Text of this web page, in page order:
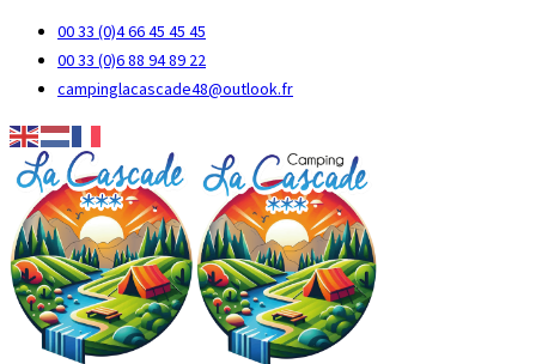
00 33 (0)4 66 45 45 45
00 33 (0)6 88 94 89 22
campinglacascade48@outlook.fr